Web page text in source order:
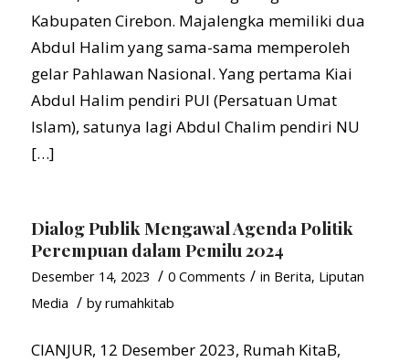
Kabupaten Cirebon. Majalengka memiliki dua
Abdul Halim yang sama-sama memperoleh
gelar Pahlawan Nasional. Yang pertama Kiai
Abdul Halim pendiri PUI (Persatuan Umat
Islam), satunya lagi Abdul Chalim pendiri NU
[…]
Dialog Publik Mengawal Agenda Politik
Perempuan dalam Pemilu 2024
Desember 14, 2023 / 0 Comments / in Berita, Liputan
Media / byrumahkitab
CIANJUR, 12 Desember 2023, Rumah KitaB,